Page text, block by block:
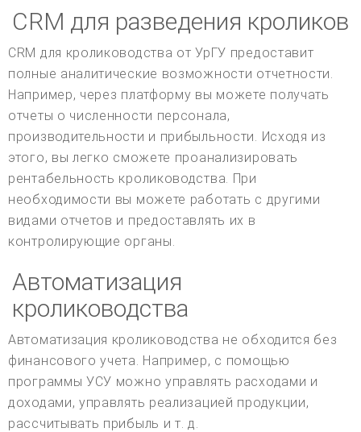
CRM для разведения кроликов
CRM для кролиководства от УрГУ предоставит
полные аналитические возможности отчетности.
Например, через платформу вы можете получать
отчеты о численности персонала,
производительности и прибыльности. Исходя из
этого, вы легко сможете проанализировать
рентабельность кролиководства. При
необходимости вы можете работать с другими
видами отчетов и предоставлять их в
контролирующие органы.
Автоматизация
кролиководства
Автоматизация кролиководства не обходится без
финансового учета. Например, с помощью
программы УСУ можно управлять расходами и
доходами, управлять реализацией продукции,
рассчитывать прибыль и т. д.